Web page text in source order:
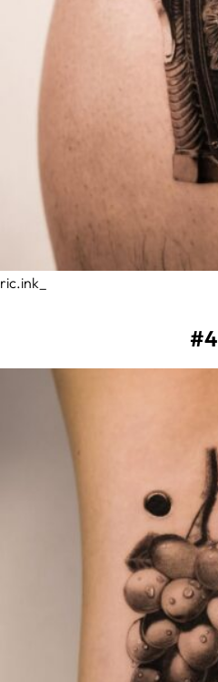
ric.ink_
#4